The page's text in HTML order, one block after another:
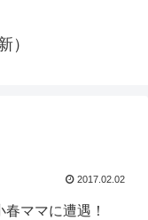
）
2017.02.02
ママに遭遇！